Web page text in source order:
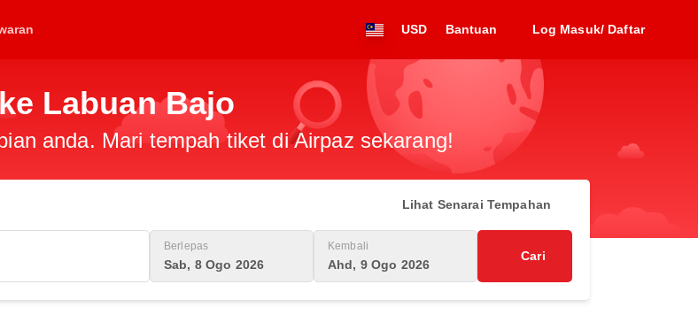
USD Bantuan Log Masuk/ Daftar
Labuan Bajo
anda. Mari tempah tiket di Airpaz sekarang!
Lihat Senarai Tempahan
Berlepas
Sab, 8 Ogo 2026
Kembali
Ahd, 9 Ogo 2026
Cari